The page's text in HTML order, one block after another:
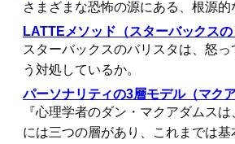
さまざまな恐怖の源にある、根源的
LATTEメソッド（スターバックスの
スターバックスのバリスタは、怒
う対処しているか。
パーソナリティの3層モデル（マクア
『心理学者のダン・マクアダムス
には三つの層があり、これまでは基